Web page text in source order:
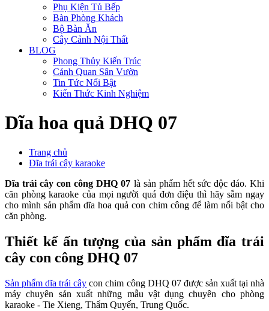
Phụ Kiện Tủ Bếp
Bàn Phòng Khách
Bộ Bàn Ăn
Cây Cảnh Nội Thất
BLOG
Phong Thủy Kiến Trúc
Cảnh Quan Sân Vườn
Tin Tức Nổi Bật
Kiến Thức Kinh Nghiệm
Dĩa hoa quả DHQ 07
Trang chủ
Đĩa trái cây karaoke
Dĩa trái cây con công DHQ 07 là sản phẩm hết sức độc đáo. Khi
căn phòng karaoke của mọi người quá đơn điệu thì hãy sắm ngay
cho mình sản phẩm dĩa hoa quả con chim công để làm nổi bật cho
căn phòng.
Thiết kế ấn tượng của sản phẩm dĩa trái
cây con công DHQ 07
Sản phẩm dĩa trái cây con chim công DHQ 07 được sản xuất tại nhà
máy chuyên sản xuất những mẫu vật dụng chuyên cho phòng
karaoke - Tie Xieng, Thẩm Quyến, Trung Quốc.